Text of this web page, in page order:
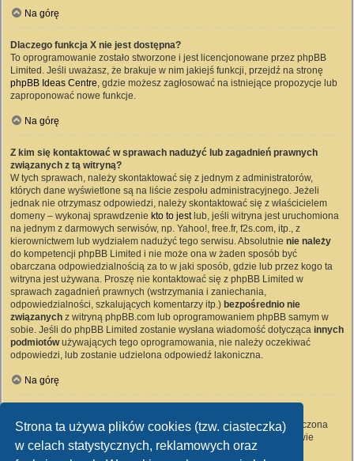
Strona ta używa plików cookies (tzw. ciasteczka)
w celach statystycznych, reklamowych oraz
Na górę
Dlaczego funkcja X nie jest dostępna?
To oprogramowanie zostało stworzone i jest licencjonowane przez phpBB
Limited. Jeśli uważasz, że brakuje w nim jakiejś funkcji, przejdź na stronę
phpBB Ideas Centre, gdzie możesz zagłosować na istniejące propozycje lub
zaproponować nowe funkcje.
Na górę
Z kim się kontaktować w sprawach nadużyć lub zagadnień prawnych
związanych z tą witryną?
W tych sprawach, należy skontaktować się z jednym z administratorów,
których dane wyświetlone są na liście zespołu administracyjnego. Jeżeli
jednak nie otrzymasz odpowiedzi, należy skontaktować się z właścicielem
domeny – wykonaj sprawdzenie kto to jestlub, jeśli witryna jest uruchomiona
na jednym z darmowych serwisów, np. Yahoo!, free.fr, f2s.com, itp., z
kierownictwem lub wydziałem nadużyć tego serwisu. Absolutnie nie należy
do kompetencji phpBB Limited i nie może ona w żaden sposób być
obarczana odpowiedzialnością za to w jaki sposób, gdzie lub przez kogo ta
witryna jest używana. Proszę nie kontaktować się z phpBB Limited w
sprawach zagadnień prawnych (wstrzymania i zaniechania,
odpowiedzialności, szkalujących komentarzy itp.) bezpośrednio nie
związanych z witryną phpBB.com lub oprogramowaniem phpBB samym w
sobie. Jeśli do phpBB Limited zostanie wysłana wiadomość dotycząca innych
podmiotówużywających tego oprogramowania, nie należy oczekiwać
odpowiedzi, lub zostanie udzielona odpowiedź lakoniczna.
Na górę
Wszyscy użytkownicy witryny mogą używać – jeśli funkcja ta jest włączona
przez administratora witryny – formularza „Kontakt z nami”. Członkowie
witryny mogą także używać odnośnika „Zespół administracyjny”.